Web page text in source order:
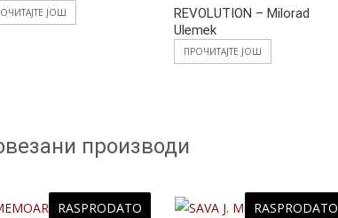
ЈОШ
REVOLUTION – Milorad
Ulemek
ПРОЧИТАЈТЕ ЈОШ
производи
RASPRODATO RASPRODATO